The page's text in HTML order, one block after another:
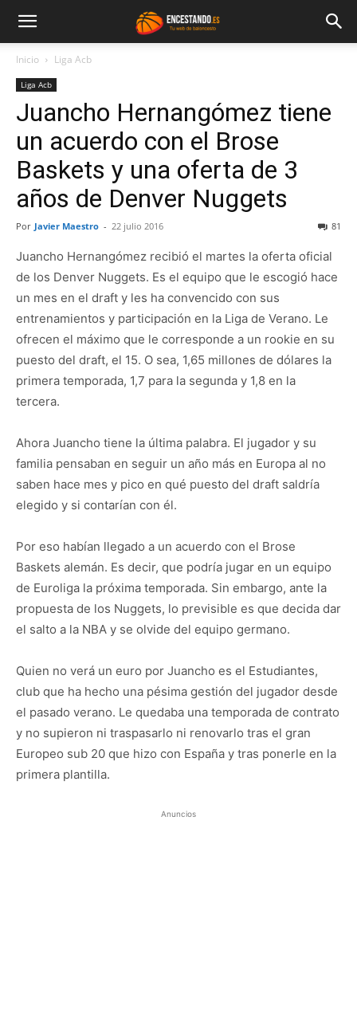
Inicio Liga Acb
Liga Acb
Juancho Hernangómez tiene
un acuerdo con el Brose
Baskets y una oferta de 3
años de Denver Nuggets
Por Javier Maestro - 22 julio 2016 81
Juancho Hernangómez recibió el martes la oferta oficial
de los Denver Nuggets. Es el equipo que le escogió hace
un mes en el draft y les ha convencido con sus
entrenamientos y participación en la Liga de Verano. Le
ofrecen el máximo que le corresponde a un rookie en su
puesto del draft, el 15. O sea, 1,65 millones de dólares la
primera temporada, 1,7 para la segunda y 1,8 en la
tercera.
Ahora Juancho tiene la última palabra. El jugador y su
familia pensaban en seguir un año más en Europa al no
saben hace mes y pico en qué puesto del draft saldría
elegido y si contarían con él.
Por eso habían llegado a un acuerdo con el Brose
Baskets alemán. Es decir, que podría jugar en un equipo
de Euroliga la próxima temporada. Sin embargo, ante la
propuesta de los Nuggets, lo previsible es que decida dar
el salto a la NBA y se olvide del equipo germano.
Quien no verá un euro por Juancho es el Estudiantes,
club que ha hecho una pésima gestión del jugador desde
el pasado verano. Le quedaba una temporada de contrato
y no supieron ni traspasarlo ni renovarlo tras el gran
Europeo sub 20 que hizo con España y tras ponerle en la
primera plantilla.
Anuncios